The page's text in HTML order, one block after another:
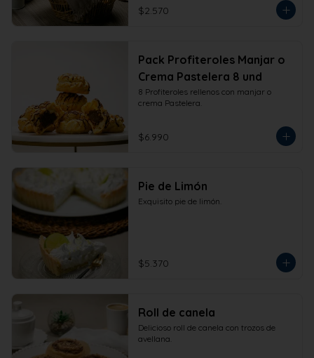
$2.570
Pack Profiteroles Manjar o
Crema Pastelera 8 und
8 Profiteroles rellenos con manjar o
crema Pastelera.
$6.990
Pie de Limón
Exquisito pie de limón.
$5.370
Roll de canela
Delicioso roll de canela con trozos de
avellana.